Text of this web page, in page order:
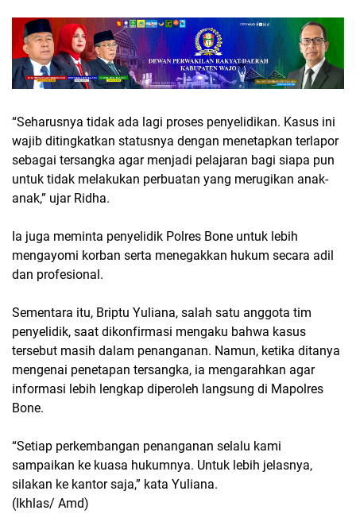
“Seharusnya tidak ada lagi proses penyelidikan. Kasus ini
wajib ditingkatkan statusnya dengan menetapkan terlapor
sebagai tersangka agar menjadi pelajaran bagi siapa pun
untuk tidak melakukan perbuatan yang merugikan anak-
anak,” ujar Ridha.
Ia juga meminta penyelidik Polres Bone untuk lebih
mengayomi korban serta menegakkan hukum secara adil
dan profesional.
Sementara itu, Briptu Yuliana, salah satu anggota tim
penyelidik, saat dikonfirmasi mengaku bahwa kasus
tersebut masih dalam penanganan. Namun, ketika ditanya
mengenai penetapan tersangka, ia mengarahkan agar
informasi lebih lengkap diperoleh langsung di Mapolres
Bone.
“Setiap perkembangan penanganan selalu kami
sampaikan ke kuasa hukumnya. Untuk lebih jelasnya,
silakan ke kantor saja,” kata Yuliana.
(Ikhlas/ Amd)